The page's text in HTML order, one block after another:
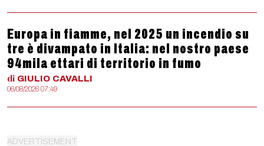
Europa in fiamme, nel 2025 un incendio su
tre è divampato in Italia: nel nostro paese
94mila ettari di territorio in fumo
di GIULIO CAVALLI
06/08/2026 07:49